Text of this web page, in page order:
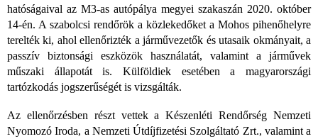
hatóságaival az M3-as autópálya megyei szakaszán 2020. október
14-én. A szabolcsi rendőrök a közlekedőket a Mohos pihenőhelyre
terelték ki, ahol ellenőrizték a járművezetők és utasaik okmányait, a
passzív biztonsági eszközök használatát, valamint a járművek
műszaki állapotát is. Külföldiek esetében a magyarországi
tartózkodás jogszerűségét is vizsgálták.
Az ellenőrzésben részt vettek a Készenléti Rendőrség Nemzeti
Nyomozó Iroda, a Nemzeti Útdíjfizetési Szolgáltató Zrt., valamint a